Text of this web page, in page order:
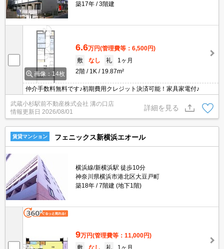
築17年
3階建
画像：14枚
6.6万円(管理費等：6,500円)
敷
なし 礼
1ヶ月
2階
1K 19.87m²
仲介手数料無料です♪初期費用クレジット決済可能！家具家電付♪
武蔵小杉駅前不動産株式会社 溝の口店
情報更新日 2026/08/01
詳細を見る
賃貸マンション フェニックス新横浜エオール
横浜線/新横浜駅 徒歩10分
神奈川県横浜市港北区大豆戸町
築18年
7階建 (地下1階)
9万円(管理費等：11,000円)
敷
なし 礼 1ヶ月